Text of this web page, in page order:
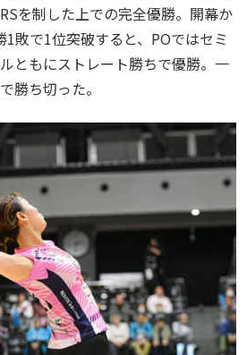
を制した上での完全優勝。開幕か
1敗で1位突破すると、POではセミ
ともにストレート勝ちで優勝。一
勝ち切った。